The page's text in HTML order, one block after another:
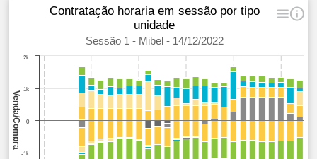
Venda/Compra
Contratação horaria em sessão por tipo
unidade
Sessão 1 - Mibel - 14/12/2022
-1k
0
1k
2k